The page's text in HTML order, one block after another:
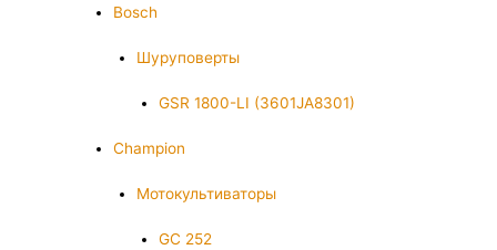
Bosch
Шуруповерты
GSR 1800-LI (3601JA8301)
Champion
Мотокультиваторы
GC 252